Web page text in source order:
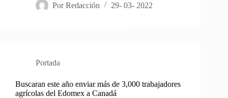
Por Redacción 29- 03- 2022
Portada
Buscaran este año enviar más de 3,000 trabajadores
agrícolas del Edomex a Canadá